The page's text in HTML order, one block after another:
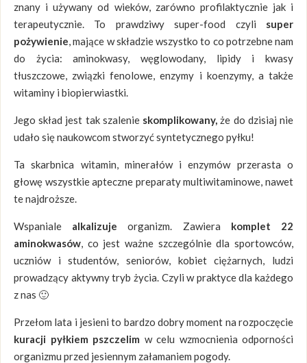
znany i używany od wieków, zarówno profilaktycznie jak i
terapeutycznie. To prawdziwy super-food czyli super
pożywienie, mające w składzie wszystko to co potrzebne nam
do życia: aminokwasy, węglowodany, lipidy i kwasy
tłuszczowe, związki fenolowe, enzymy i koenzymy, a także
witaminy i biopierwiastki.
Jego skład jest tak szalenie skomplikowany, że do dzisiaj nie
udało się naukowcom stworzyć syntetycznego pyłku!
Ta skarbnica witamin, minerałów i enzymów przerasta o
głowę wszystkie apteczne preparaty multiwitaminowe, nawet
te najdroższe.
Wspaniale alkalizuje organizm. Zawiera komplet 22
aminokwasów, co jest ważne szczególnie dla sportowców,
uczniów i studentów, seniorów, kobiet ciężarnych, ludzi
prowadzący aktywny tryb życia. Czyli w praktyce dla każdego
z nas 🙂
Przełom lata i jesieni to bardzo dobry moment na rozpoczęcie
kuracji pyłkiem pszczelim w celu wzmocnienia odporności
organizmu przed jesiennym załamaniem pogody.